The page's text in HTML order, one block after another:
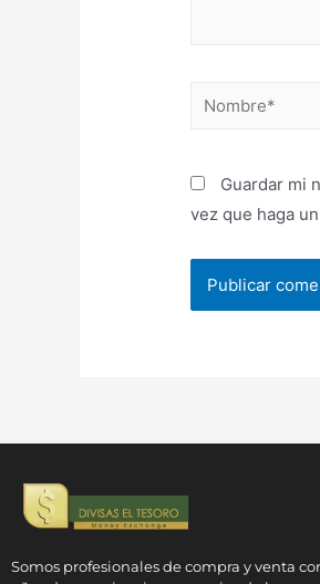
Guardar mi
vez que haga
Somos profesionales de compra y venta